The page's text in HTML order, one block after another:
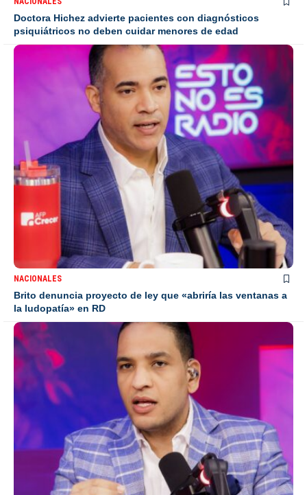
Doctora Hichez advierte pacientes con diagnósticos
psiquiátricos no deben cuidar menores de edad
NACIONALES
Brito denuncia proyecto de ley que «abriría las ventanas a
la ludopatía» en RD